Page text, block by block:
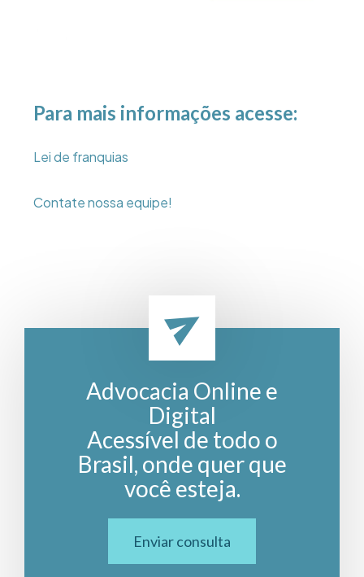
Para mais informações acesse:
Lei de franquias
Contate nossa equipe!
Advocacia Online e
Digital
Acessível de todo o
Brasil, onde quer que
você esteja.
Enviar consulta